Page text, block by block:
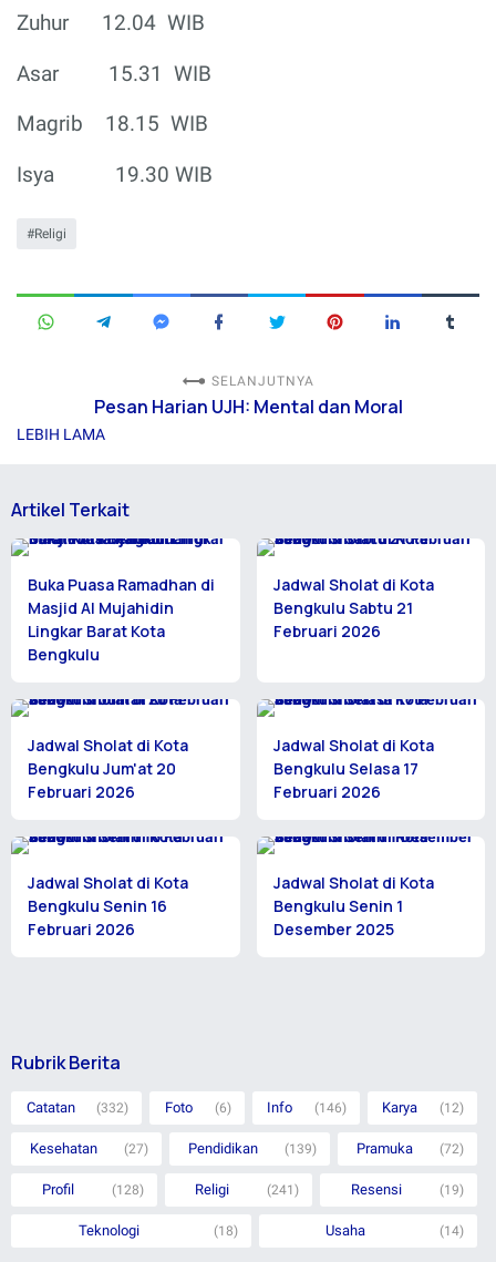
Zuhur 12.04 WIB
Asar 15.31 WIB
Magrib 18.15 WIB
Isya 19.30 WIB
Religi
SELANJUTNYA
Pesan Harian UJH: Mental dan Moral
LEBIH LAMA
Artikel Terkait
Buka Puasa Ramadhan di
Masjid Al Mujahidin
Lingkar Barat Kota
Bengkulu
Jadwal Sholat di Kota
Bengkulu Sabtu 21
Februari 2026
Jadwal Sholat di Kota
Bengkulu Jum'at 20
Februari 2026
Jadwal Sholat di Kota
Bengkulu Selasa 17
Februari 2026
Jadwal Sholat di Kota
Bengkulu Senin 16
Februari 2026
Jadwal Sholat di Kota
Bengkulu Senin 1
Desember 2025
Rubrik Berita
Catatan (332) Foto (6) Info (146) Karya (12)
Kesehatan (27) Pendidikan (139) Pramuka (72)
Profil (128) Religi (241) Resensi (19)
Teknologi (18) Usaha (14)